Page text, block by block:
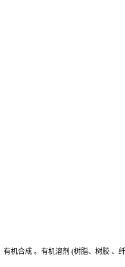
有机合成 。 有机溶剂 (树脂、 树胶 、